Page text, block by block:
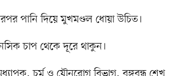
পানি দিয়ে মুখমণ্ডল ধোয়া উচিত।
চাপ থেকে দূরে থাকুন।